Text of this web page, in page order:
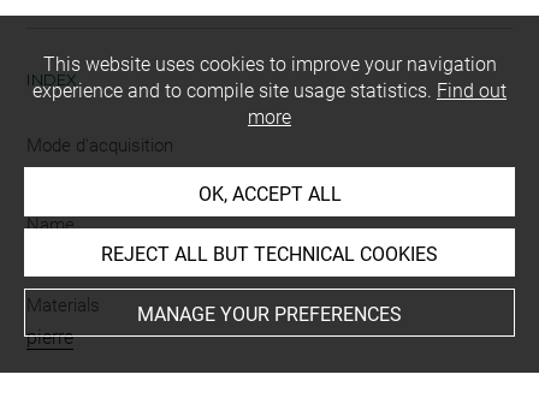
INDEX
Mode d'acquisition
Name
masse d'armes- peson
Materials
pierre
This website uses cookies to improve your navigation
experience and to compile site usage statistics. Find out
more
OK, ACCEPT ALL
REJECT ALL BUT TECHNICAL COOKIES
MANAGE YOUR PREFERENCES